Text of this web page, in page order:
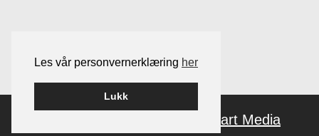
Les vår personvernerklæring her
Lukk
Smart Media